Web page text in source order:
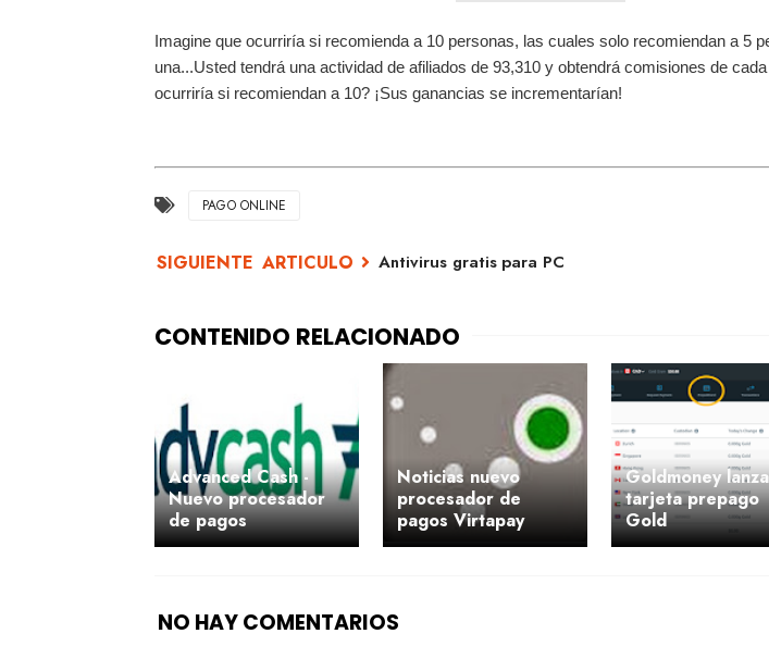
Imagine que ocurriría si recomienda a 10 personas, las cuales solo recomiendan a 5
una...Usted tendrá una actividad de afiliados de 93,310 y obtendrá comisiones de
ocurriría si recomiendan a 10? ¡Sus ganancias se incrementarían!
PAGO ONLINE
Antivirus gratis para PC
Advanced Cash -
Nuevo procesador
de pagos
Noticias nuevo
procesador de
pagos Virtapay
Goldmoney lanza
tarjeta prepago
Gold
NO HAY COMENTARIOS